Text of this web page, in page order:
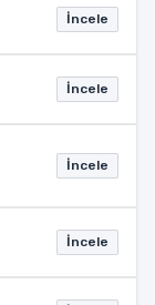
İncele
İncele
İncele
İncele